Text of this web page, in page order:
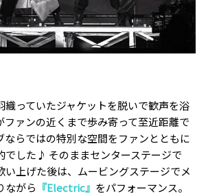
織っていたジャケットを脱いで歓声を浴
ファンの近くまで歩み寄って至近距離で
ならではの特別な空間をファンとともに
でした♪ そのままセンターステージで
い上げた後は、ムービングステージでメ
ながら 『Electric』 をパフォーマンス。